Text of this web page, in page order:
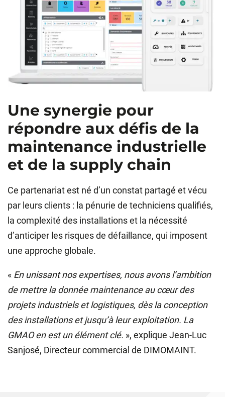
Une synergie pour
répondre aux défis de la
maintenance industrielle
et de la supply chain
Ce partenariat est né d’un constat partagé et vécu
par leurs clients : la pénurie de techniciens qualifiés,
la complexité des installations et la nécessité
d’anticiper les risques de défaillance, qui imposent
une approche globale.
« En unissant nos expertises, nous avons l’ambition
de mettre la donnée maintenance au cœur des
projets industriels et logistiques, dès la conception
des installations et jusqu’à leur exploitation. La
GMAO en est un élément clé. », explique Jean‑Luc
Sanjosé, Directeur commercial de DIMOMAINT.